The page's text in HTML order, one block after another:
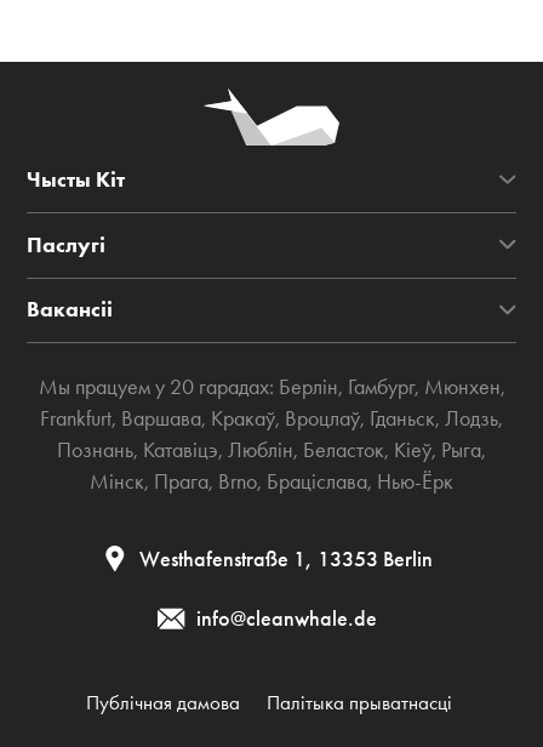
Чысты Кіт
Паслугі
Вакансіі
Мы працуем у 20 гарадах: Берлін, Гамбург, Мюнхен,
Frankfurt, Варшава, Кракаў, Вроцлаў, Гданьск, Лодзь,
Познань, Катавіцэ, Люблін, Беласток, Кіеў, Рыга,
Мінск, Прага, Brno, Браціслава, Нью-Ёрк
Westhafenstraße 1, 13353 Berlin
info@cleanwhale.de
Публічная дамова Палітыка прыватнасці